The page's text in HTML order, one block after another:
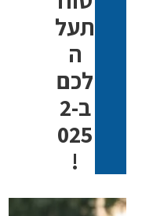
תעל
ה
לכם
ב-2
025
!